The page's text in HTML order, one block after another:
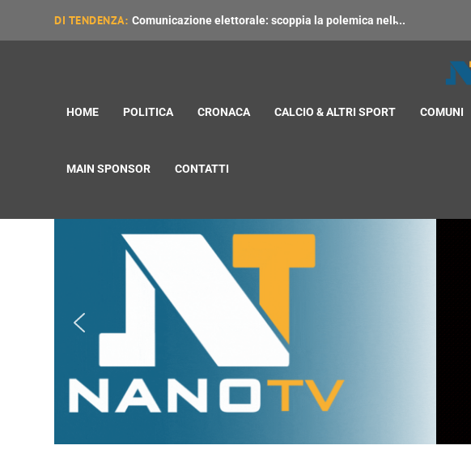
DI TENDENZA: Comunicazione elettorale: scoppia la polemica nell̵...
HOME POLITICA CRONACA CALCIO & ALTRI SPORT COMUNI
MAIN SPONSOR CONTATTI